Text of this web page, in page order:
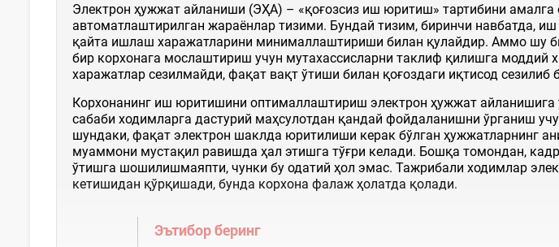
Электрон ҳужжат айланиши (ЭҲА) – «қоғозсиз иш юритиш» тартибини
автоматлаштирилган жараёнлар тизими. Бундай тизим, биринчи навбатда,
қайта ишлаш харажатларини минималлаштириши билан қулайдир. Аммо шу
бир корхонага мослаштириш учун мутахассисларни таклиф қилишга моддий
харажатлар сезилмайди, фақат вақт ўтиши билан қоғоздаги иқтисод сезилиб
Корхонанинг иш юритишини оптималлаштириш электрон ҳужжат
сабаби ходимларга дастурий маҳсулотдан қандай фойдаланишни ўрганиш
шундаки, фақат электрон шаклда юритилиши керак бўлган ҳужжатларнинг
муаммони мустақил равишда ҳал этишга тўғри келади. Бошқа томондан,
ўтишга шошилишмаяпти, чунки бу одатий ҳол эмас. Тажрибали ходимлар
кетишидан қўрқишади, бунда корхона фалаж ҳолатда қолади.
Эътибор беринг